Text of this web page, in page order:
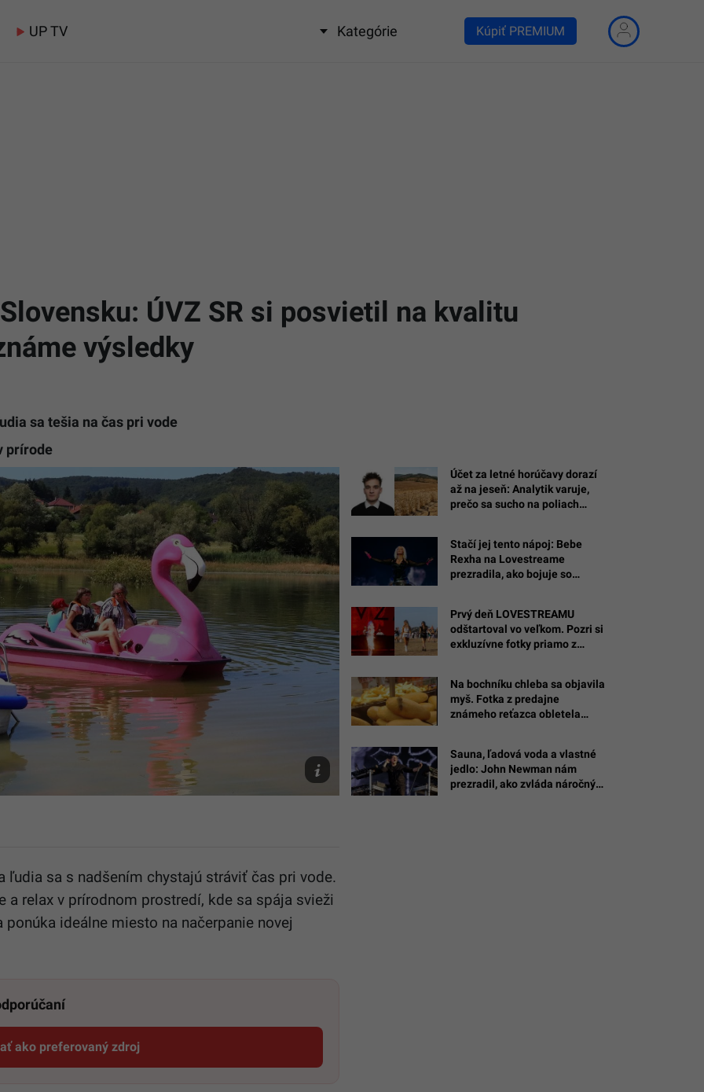
UP TV Kategórie Kúpiť PREMIUM
ÚVZ SR si posvietil na kvalitu
výsledky
sa tešia na čas pri vode
prírode
Ilustračná
TASR/Ján
Krošlák
ľudia sa s nadšením chystajú stráviť čas pri vode.
a relax v prírodnom prostredí, kde sa spája svieži
ideálne miesto na načerpanie novej
ako preferovaný zdroj
Startitup, odkaz sa otvorí v novom okne
Účet za letné horúčavy dorazí
až na jeseň: Analytik varuje,
prečo sa sucho na poliach
Stačí jej tento nápoj: Bebe
Rexha na Lovestreame
prezradila, ako bojuje so
Prvý deň LOVESTREAMU
odštartoval vo veľkom. Pozri si
exkluzívne fotky priamo z
Na bochníku chleba sa objavila
myš. Fotka z predajne
známeho reťazca obletela
Sauna, ľadová voda a vlastné
jedlo: John Newman nám
prezradil, ako zvláda náročný